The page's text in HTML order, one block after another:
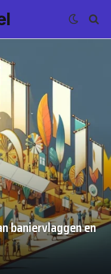
baniervlaggen en